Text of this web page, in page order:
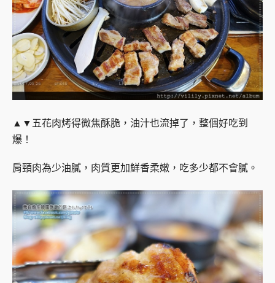
▲▼五花肉烤得微焦酥脆，油汁也流掉了，整個好吃到
爆！
肩頸肉為少油膩，肉質更加鮮香柔嫩，吃多少都不會膩。